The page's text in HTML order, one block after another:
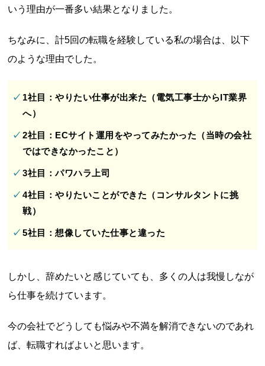
いう理由が一番多い結果となりました。
ちなみに、計5回の転職を経験している私の場合は、以下
のような理由でした。
1社目：やりたい仕事が出来た（電気工事士からIT業界
へ）
2社目：ECサイト運用をやってみたかった（当時の会社
ではできなかったこと）
3社目：パワハラ上司
4社目：やりたいことができた（コンサルタントに挑
戦）
5社目：想像していた仕事と違った
しかし、辞めたいと感じていても、多くの人は我慢しなが
ら仕事を続けています。
今の会社でどうしても悩みや不満を解消できないのであれ
ば、転職すればよいと思います。